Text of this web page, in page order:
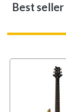
Best seller